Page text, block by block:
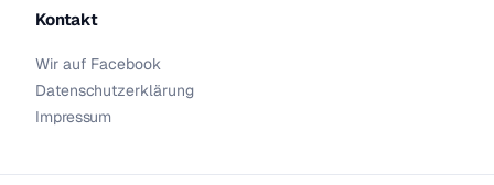
Kontakt
Wir auf Facebook
Datenschutzerklärung
Impressum